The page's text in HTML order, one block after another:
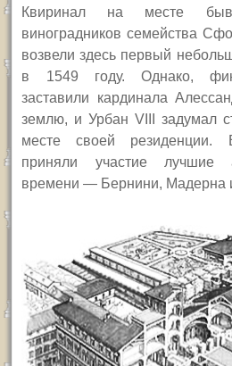
Квиринал на месте
виноградников семейства
возвели здесь первый
в 1549 году. Однако,
заставили кардинала
землю, и Урбан VIII задумал
месте своей резиденции.
приняли участие лучшие
времени — Бернини, Мадерна